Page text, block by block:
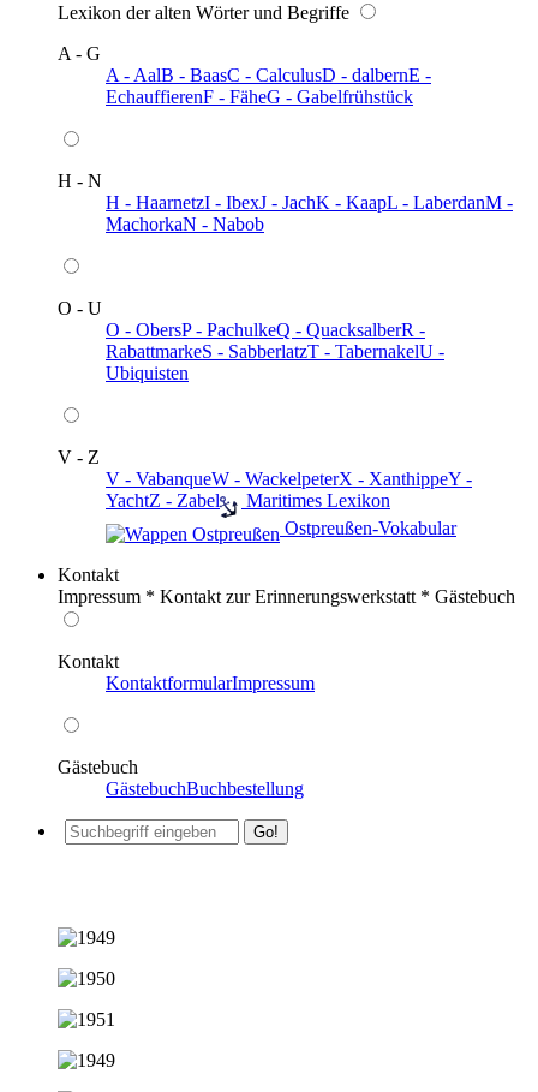
Lexikon der alten Wörter und Begriffe
A - G
A - AalB - BaasC - CalculusD - dalbernE -
EchauffierenF - FäheG - Gabelfrühstück
H - N
H - HaarnetzI - IbexJ - JachK - KaapL - LaberdanM -
MachorkaN - Nabob
O - U
O - ObersP - PachulkeQ - QuacksalberR -
RabattmarkeS - SabberlatzT - TabernakelU -
Ubiquisten
V - Z
V - VabanqueW - WackelpeterX - XanthippeY -
YachtZ - Zabel
️ Maritimes Lexikon
️ Ostpreußen-Vokabular
Kontakt
Impressum * Kontakt zur Erinnerungswerkstatt * Gästebuch
Kontakt
KontaktformularImpressum
Gästebuch
GästebuchBuchbestellung